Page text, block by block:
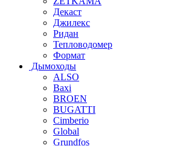
Декаст
Джилекс
Ридан
Тепловодомер
Формат
Дымоходы
ALSO
Baxi
BROEN
BUGATTI
Cimberio
Global
Grundfos